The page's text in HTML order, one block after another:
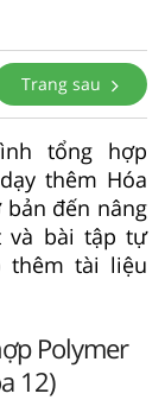
Trang sau
tổng hợp
thêm Hóa
đến nâng
và bài tập tự
thêm tài liệu
Polymer
12)